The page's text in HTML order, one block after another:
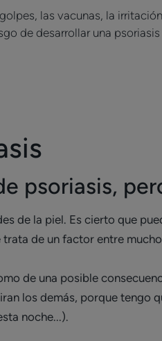
las vacunas, la
de desarrollar una
psoriasis,
de la piel. Es cierto que
trata de un factor entre
de una posible
los demás, porque tengo
noche...).